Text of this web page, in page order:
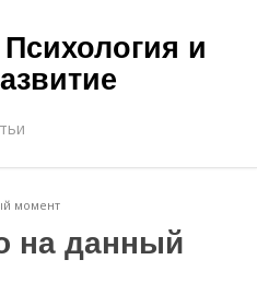
и
момент
на данный